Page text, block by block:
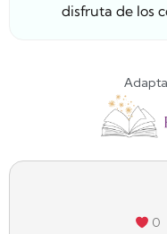
disfruta de los
0